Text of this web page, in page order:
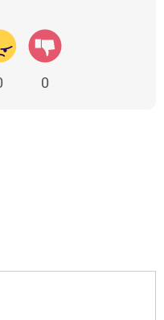
0